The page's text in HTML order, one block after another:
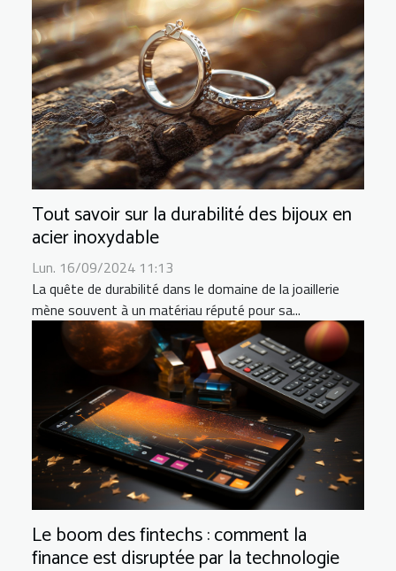
Tout savoir sur la durabilité des bijoux en
acier inoxydable
Lun. 16/09/2024 11:13
La quête de durabilité dans le domaine de la joaillerie
mène souvent à un matériau réputé pour sa...
Le boom des fintechs : comment la
finance est disruptée par la technologie